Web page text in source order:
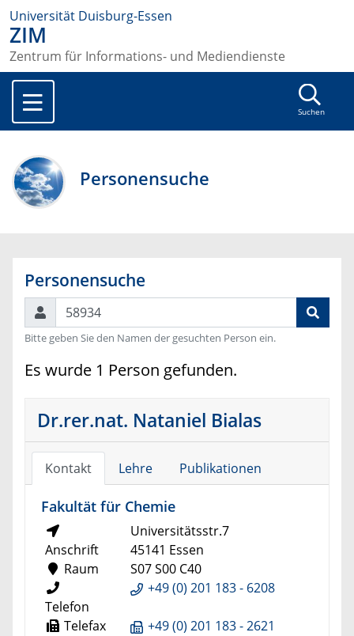
Universität Duisburg-Essen
ZIM
Zentrum für Informations- und Mediendienste
Suchen
Personensuche
Personensuche
Suchen
Bitte geben Sie den Namen der gesuchten Person ein.
Es wurde 1 Person gefunden.
Dr.rer.nat. Nataniel Bialas
Kontakt Lehre Publikationen
Fakultät für Chemie
Anschrift
Universitätsstr.7
45141 Essen
Raum
S07 S00 C40
Telefon
+49 (0) 201 183 - 6208
Telefax
+49 (0) 201 183 - 2621